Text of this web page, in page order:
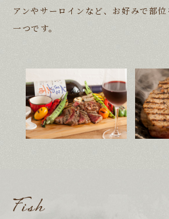
アンやサーロインなど、お好みで部
一つです。